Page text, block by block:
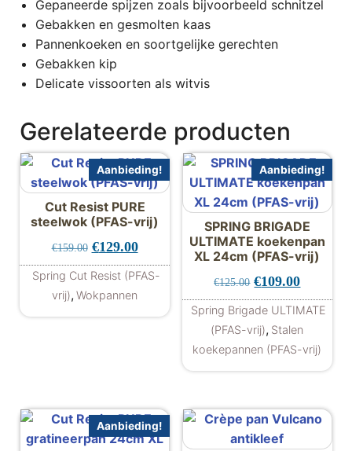
Gepaneerde spijzen zoals bijvoorbeeld schnitzel
Gebakken en gesmolten kaas
Pannenkoeken en soortgelijke gerechten
Gebakken kip
Delicate vissoorten als witvis
Gerelateerde producten
Aanbieding!
Cut Resist PURE
steelwok (PFAS-vrij)
€159.00 Oorspronkelijke prijs was: €159.00.
€129.00Huidige prijs is: €129.00.
Spring Cut Resist (PFAS-
vrij), Wokpannen
Aanbieding!
SPRING BRIGADE
ULTIMATE koekenpan
XL 24cm (PFAS-vrij)
€125.00 Oorspronkelijke
€109.00Huidige
Spring Brigade ULTIMATE
(PFAS-vrij), Stalen
koekepannen (PFAS-vrij)
Aanbieding!